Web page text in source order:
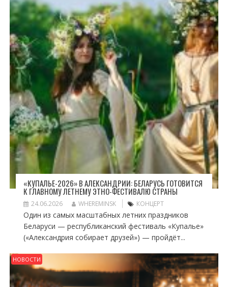
«КУПАЛЬЕ-2026» В АЛЕКСАНДРИИ: БЕЛАРУСЬ ГОТОВИТСЯ
К ГЛАВНОМУ ЛЕТНЕМУ ЭТНО-ФЕСТИВАЛЮ СТРАНЫ
24.06.2026 WHEREMINSK КОНЦЕРТ
Один из самых масштабных летних праздников
Беларуси — республиканский фестиваль «Купалье»
(«Александрия собирает друзей») — пройдёт...
НОВОСТИ